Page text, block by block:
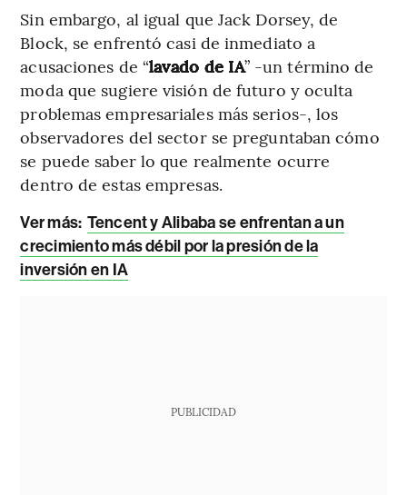
Sin embargo, al igual que Jack Dorsey, de
Block, se enfrentó casi de inmediato a
acusaciones de “lavado de IA” -un término de
moda que sugiere visión de futuro y oculta
problemas empresariales más serios-, los
observadores del sector se preguntaban cómo
se puede saber lo que realmente ocurre
dentro de estas empresas.
Ver más: Tencent y Alibaba se enfrentan a un
crecimiento más débil por la presión de la
inversión en IA
PUBLICIDAD